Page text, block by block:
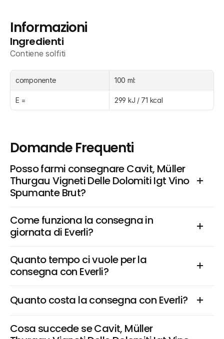
Informazioni
Ingredienti
Contiene solfiti
componente 100 ml:
E = 299 kJ / 71 kcal
Domande Frequenti
Posso farmi consegnare Cavit, Müller
Thurgau Vigneti Delle Dolomiti Igt Vino
Spumante Brut?
Come funziona la consegna in
giornata di Everli?
Quanto tempo ci vuole per la
consegna con Everli?
Quanto costa la consegna con Everli?
Cosa succede se Cavit, Müller